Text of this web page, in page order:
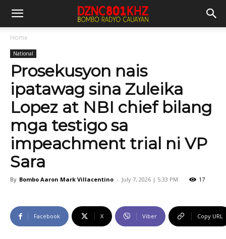
Home
National
Prosekusyon nais
ipatawag sina Zuleika
Lopez at NBI chief bilang
mga testigo sa
impeachment trial ni VP
Sara
By Bombo Aaron Mark Villacentino - July 7, 2026 | 5:33 PM 17
Facebook X Viber Copy URL